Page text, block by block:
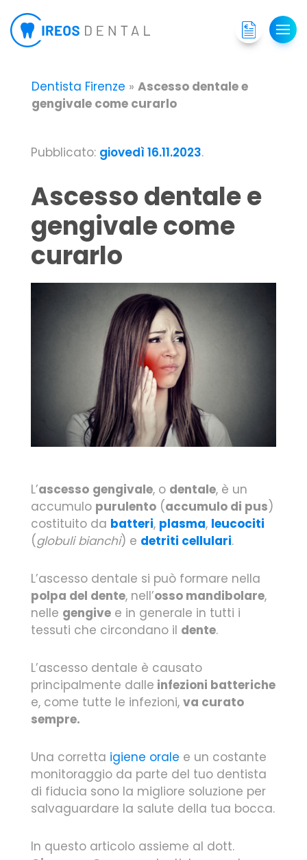
Dentista Firenze » Ascesso dentale e
gengivale come curarlo
Pubblicato: giovedì 16.11.2023.
Ascesso dentale e
gengivale come
curarlo
L’ascesso gengivale, o dentale, è un
accumulo purulento (accumulo di pus)
costituito da batteri, plasma, leucociti
(globuli bianchi) e detriti cellulari.
L’ascesso dentale si può formare nella
polpa del dente, nell’osso mandibolare,
nelle gengive e in generale in tutti i
tessuti che circondano il dente.
L’ascesso dentale è causato
principalmente dalle infezioni batteriche
e, come tutte le infezioni, va curato
sempre.
Una corretta igiene orale e un costante
monitoraggio da parte del tuo dentista
di fiducia sono la migliore soluzione per
salvaguardare la salute della tua bocca.
In questo articolo assieme al dott.